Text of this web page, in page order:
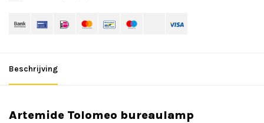
Beschrijving
Artemide Tolomeo bureaulamp